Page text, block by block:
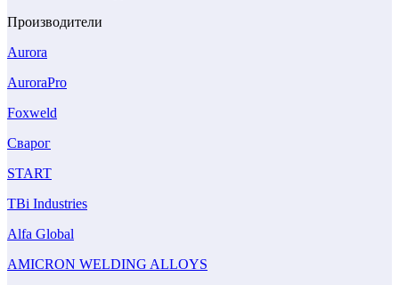
Производители
Aurora
AuroraPro
Foxweld
Сварог
START
TBi Industries
Alfa Global
AMICRON WELDING ALLOYS